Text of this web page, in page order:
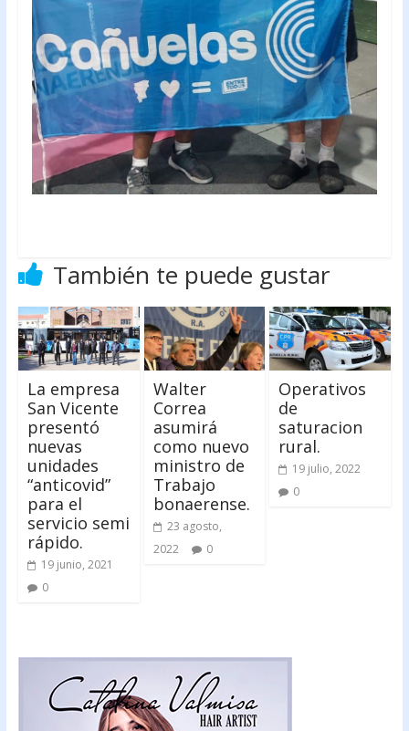
También te puede gustar
La empresa
San Vicente
presentó
nuevas
unidades
“anticovid”
para el
servicio semi
rápido.
19 junio, 2021
0
Walter
Correa
asumirá
como nuevo
ministro de
Trabajo
bonaerense.
23 agosto,
2022
0
Operativos
de
saturacion
rural.
19 julio, 2022
0